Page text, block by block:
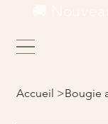
Accueil >Bougie